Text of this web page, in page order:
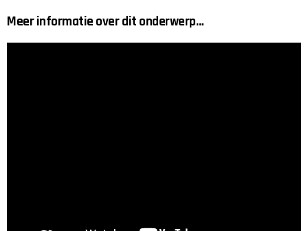
Meer informatie over dit onderwerp…